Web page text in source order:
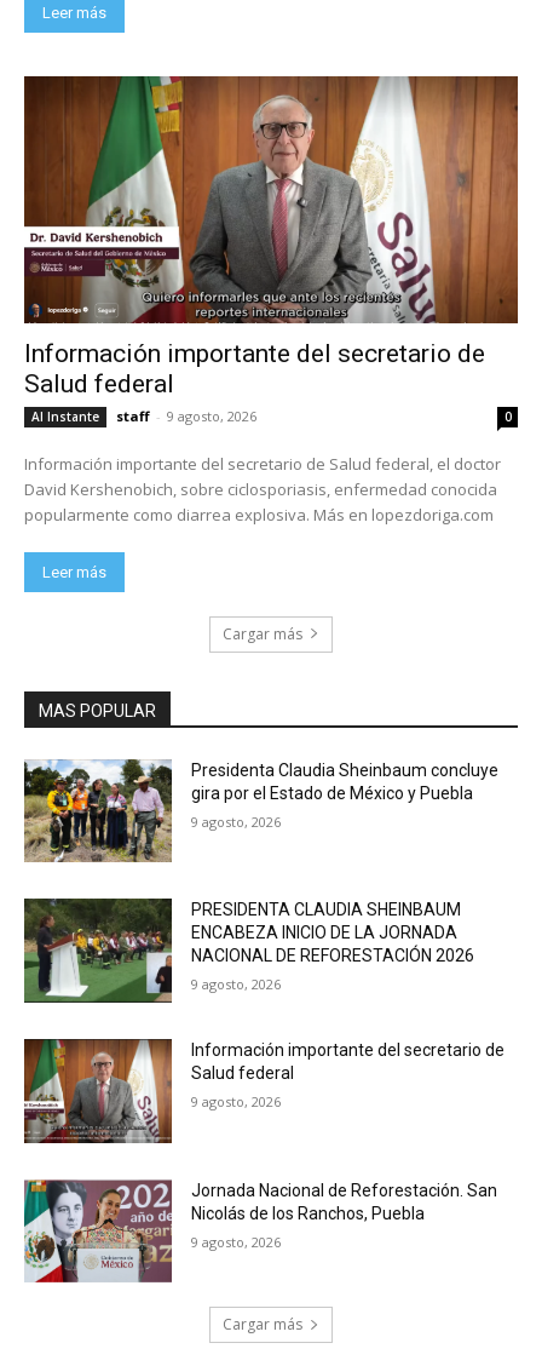
Leer más
Información importante del secretario de
Salud federal
Al Instante staff - 9 agosto, 2026 0
Información importante del secretario de Salud federal, el doctor
David Kershenobich, sobre ciclosporiasis, enfermedad conocida
popularmente como diarrea explosiva. Más en lopezdoriga.com
Leer más
Cargar más
MAS POPULAR
Presidenta Claudia Sheinbaum concluye
gira por el Estado de México y Puebla
9 agosto, 2026
PRESIDENTA CLAUDIA SHEINBAUM
ENCABEZA INICIO DE LA JORNADA
NACIONAL DE REFORESTACIÓN 2026
9 agosto, 2026
Información importante del secretario de
Salud federal
9 agosto, 2026
Jornada Nacional de Reforestación. San
Nicolás de los Ranchos, Puebla
9 agosto, 2026
Cargar más